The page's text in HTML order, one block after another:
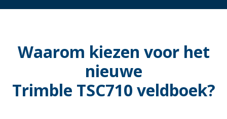
Waarom kiezen voor het
nieuwe
Trimble TSC710 veldboek?